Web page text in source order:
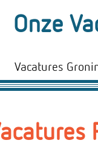
Onze
Vacatures